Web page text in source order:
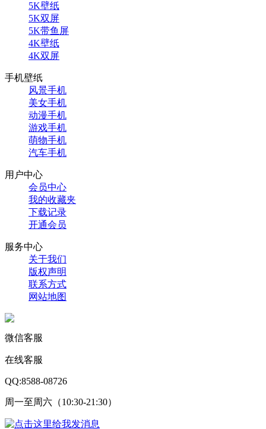
5K壁纸
5K双屏
5K带鱼屏
4K壁纸
4K双屏
手机壁纸
风景手机
美女手机
动漫手机
游戏手机
萌物手机
汽车手机
用户中心
会员中心
我的收藏夹
下载记录
开通会员
服务中心
关于我们
版权声明
联系方式
网站地图
微信客服
在线客服
QQ:8588-08726
周一至周六（10:30-21:30）